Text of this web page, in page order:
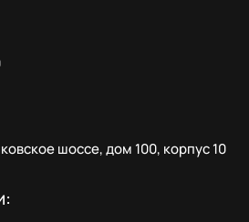
шоссе, дом 100, корпус 10